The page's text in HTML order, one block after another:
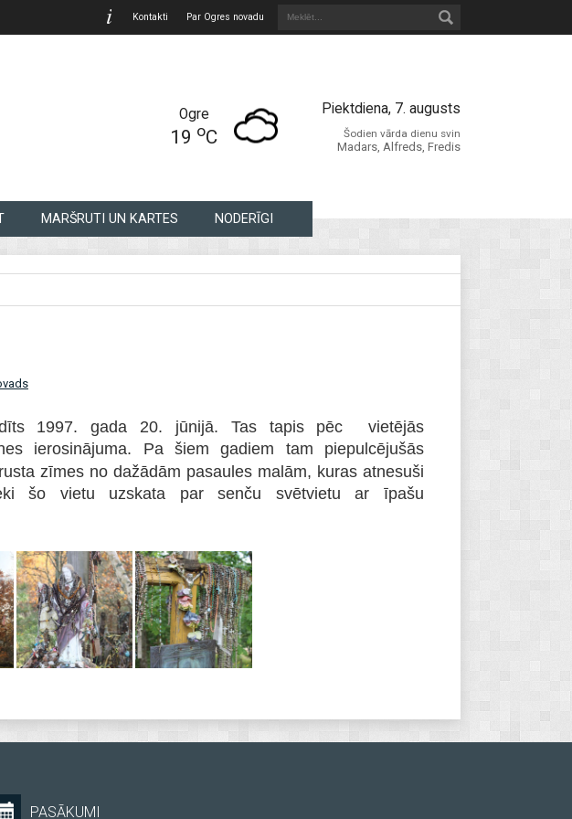
Kontakti Par Ogres novadu
Ogre
19 oC
Piektdiena, 7. augusts
Šodien vārda dienu svin
Madars, Alfreds, Fredis
MARŠRUTI UN KARTES NODERĪGI
1997. gada 20. jūnijā. Tas tapis pēc vietējās
ierosinājuma. Pa šiem gadiem tam piepulcējušās
zīmes no dažādām pasaules malām, kuras atnesuši
šo vietu uzskata par senču svētvietu ar īpašu
PASĀKUMI